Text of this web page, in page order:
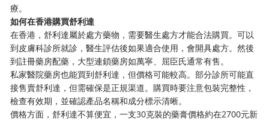
療。
如何在香港購買舒利達
在香港，舒利達屬於處方藥物，需要醫生處方才能合法購買。可以
到皮膚科診所就診，醫生評估後如果適合使用，會開具處方。然後
到註冊藥房配藥，大型連鎖藥房如萬寧、屈臣氏通常有售。
私家醫院藥房也能買到舒利達，但價格可能較高。部分診所可能直
接售賣舒利達，但需確保是正規渠道。購買時要注意包裝完整性，
檢查有效期，並確認產品名稱和成分標示清晰。
價格方面，舒利達不算便宜，一支30克裝的藥膏價格約在2700元新